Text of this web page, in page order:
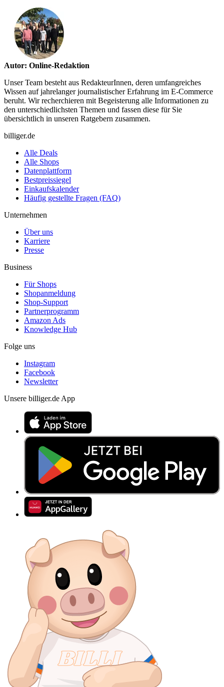
Autor: Online-Redaktion
Unser Team besteht aus RedakteurInnen, deren umfangreiches
Wissen auf jahrelanger journalistischer Erfahrung im E-Commerce
beruht. Wir recherchieren mit Begeisterung alle Informationen zu
den unterschiedlichsten Themen und fassen diese für Sie
übersichtlich in unseren Ratgebern zusammen.
billiger.de
Alle Deals
Alle Shops
Datenplattform
Bestpreissiegel
Einkaufskalender
Häufig gestellte Fragen (FAQ)
Unternehmen
Über uns
Karriere
Presse
Business
Für Shops
Shopanmeldung
Shop-Support
Partnerprogramm
Amazon Ads
Knowledge Hub
Folge uns
Instagram
Facebook
Newsletter
Unsere billiger.de App